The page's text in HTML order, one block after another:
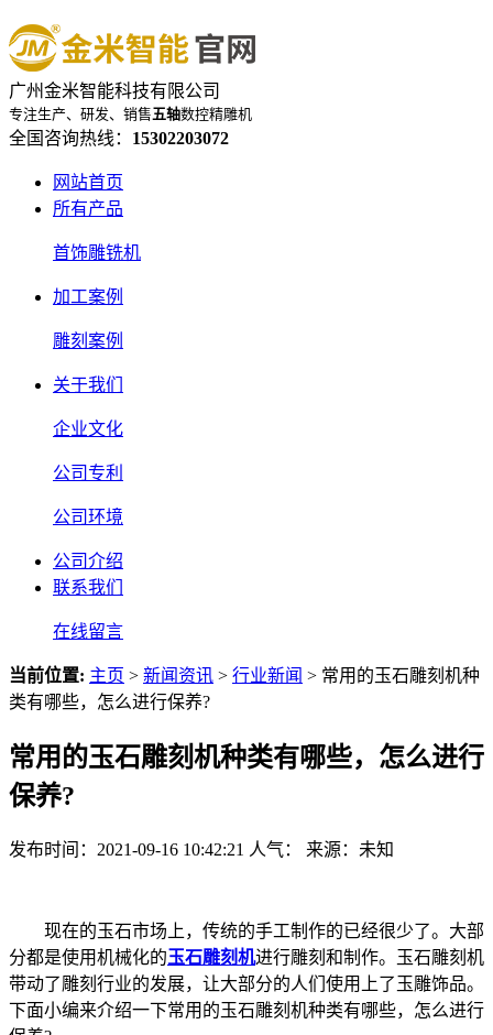
广州金米智能科技有限公司
专注生产、研发、销售五轴数控精雕机
全国咨询热线： 15302203072
网站首页
所有产品
首饰雕铣机
加工案例
雕刻案例
关于我们
企业文化
公司专利
公司环境
公司介绍
联系我们
在线留言
当前位置: 主页 > 新闻资讯 > 行业新闻 > 常用的玉石雕刻机种
类有哪些，怎么进行保养?
常用的玉石雕刻机种类有哪些，怎么进行
保养?
发布时间：2021-09-16 10:42:21 人气： 来源：未知
现在的玉石市场上，传统的手工制作的已经很少了。大部
分都是使用机械化的玉石雕刻机进行雕刻和制作。玉石雕刻机
带动了雕刻行业的发展，让大部分的人们使用上了玉雕饰品。
下面小编来介绍一下常用的玉石雕刻机种类有哪些，怎么进行